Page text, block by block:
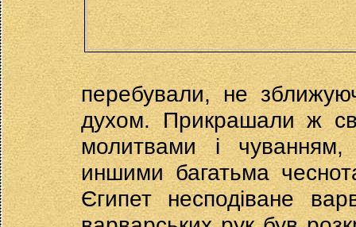
перебували, не
духом. Прикрашали ж
молитвами і
иншими багатьма
Єгипет несподіване